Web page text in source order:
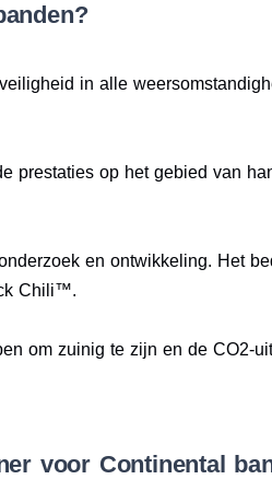
in alle
prestaties op het gebied van
en ontwikkeling. Het
Chili™.
om zuinig te zijn en de CO2-
voor Continental